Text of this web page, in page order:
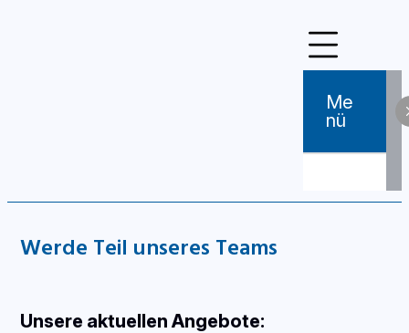
Me
Nü
Werde Teil unseres Teams
Unsere aktuellen Angebote: